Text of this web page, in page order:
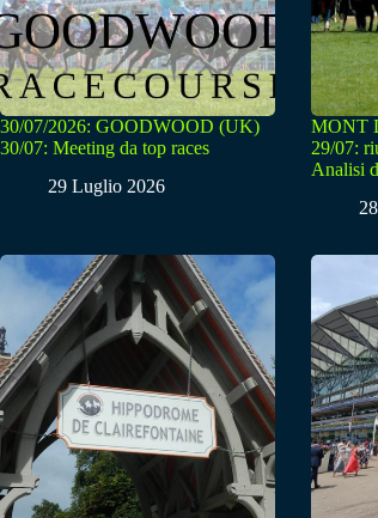
30/07/2026: GOODWOOD (UK)
30/07: Meeting da top races
29 Luglio 2026
MONT
29/07:
Analisi